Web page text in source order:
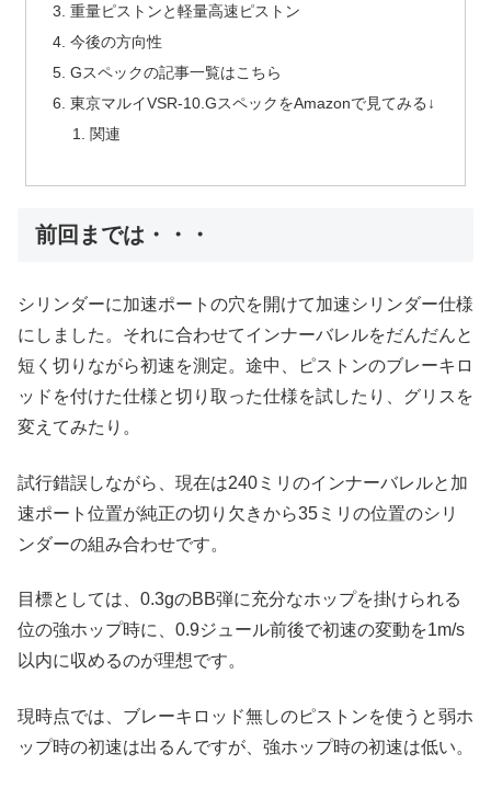
重量ピストンと軽量高速ピストン
今後の方向性
Gスペックの記事一覧はこちら
東京マルイVSR-10.GスペックをAmazonで見てみる↓
関連
前回までは・・・
シリンダーに加速ポートの穴を開けて加速シリンダー仕様
にしました。それに合わせてインナーバレルをだんだんと
短く切りながら初速を測定。途中、ピストンのブレーキロ
ッドを付けた仕様と切り取った仕様を試したり、グリスを
変えてみたり。
試行錯誤しながら、現在は240ミリのインナーバレルと加
速ポート位置が純正の切り欠きから35ミリの位置のシリ
ンダーの組み合わせです。
目標としては、0.3gのBB弾に充分なホップを掛けられる
位の強ホップ時に、0.9ジュール前後で初速の変動を1m/s
以内に収めるのが理想です。
現時点では、ブレーキロッド無しのピストンを使うと弱ホ
ップ時の初速は出るんですが、強ホップ時の初速は低い。